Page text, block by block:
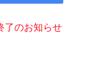
了のお知らせ